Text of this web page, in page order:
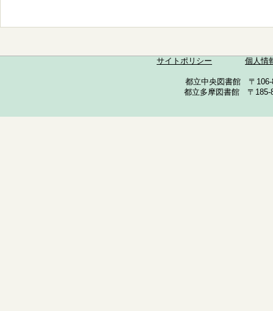
サイトポリシー 個人情
都立中央図書館 〒
都立多摩図書館 〒185-